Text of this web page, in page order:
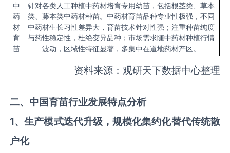
中
药
材
育
苗
针对各类人工种植中药材培育专用幼苗，包括根茎类、草本
类、藤本类中药材种苗。中药材育苗品种专业性极强，不同
中药材生长习性差异大，育苗技术针对性强；注重种苗纯度
与药性稳定性，杜绝变异品种；市场需求随中药材种植行情
波动，区域性特征显著，多集中在道地药材产区。
资料来源：观研天下数据中心整理
二、中国育苗行业发展特点分析
1、生产模式迭代升级，规模化集约化替代传统散
户化